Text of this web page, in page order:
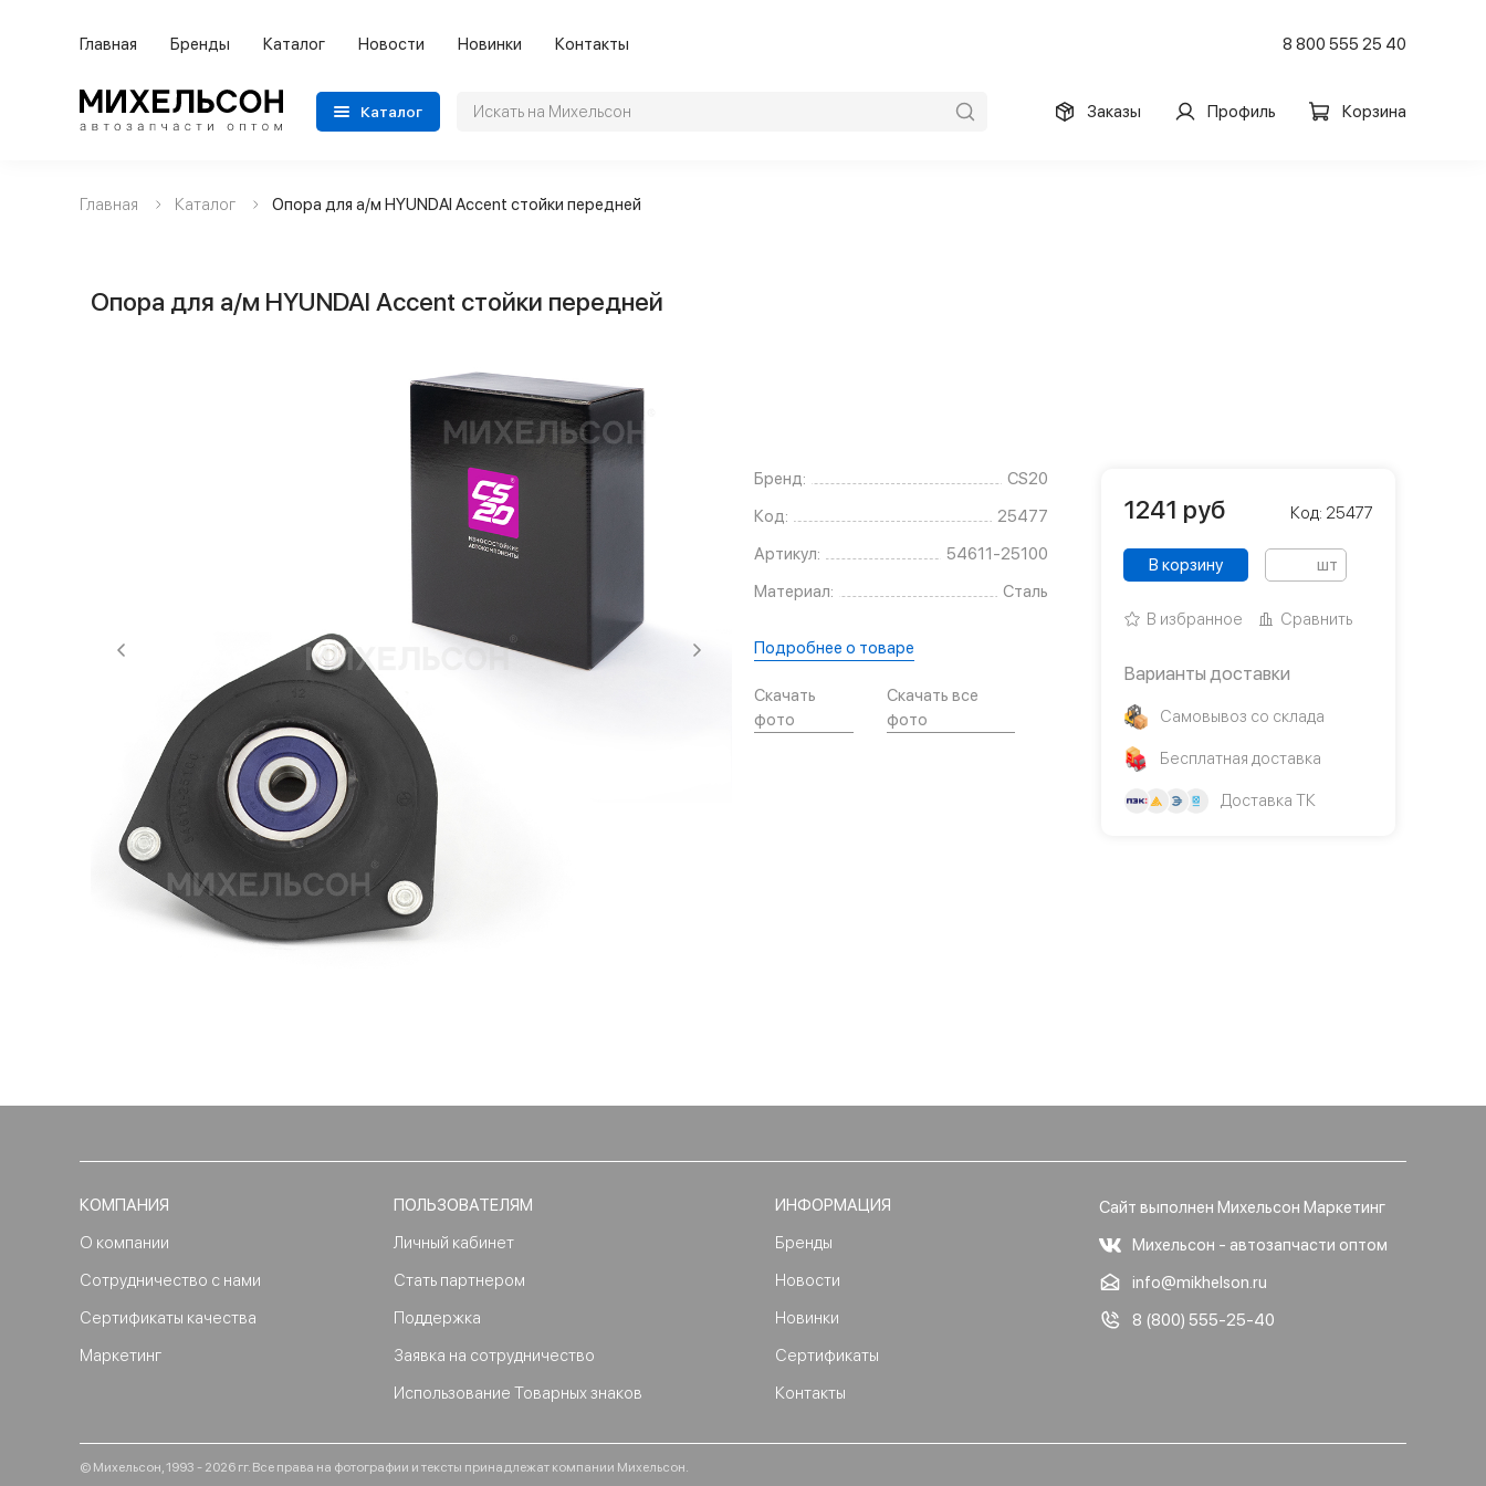
Главная Бренды Каталог Новости Новинки Контакты 8 800 555 25 40
Каталог Заказы Профиль Корзина
Применяемость
Категории автозапчастей
Главная Каталог Опора для а/м HYUNDAI Accent стойки передней
Опора для а/м HYUNDAI Accent стойки передней
Бренд:
CS20
Код:
25477
Артикул:
54611-25100
Материал:
Сталь
Подробнее о товаре
Скачать
фото
Скачать все
фото
1241 руб Код: 25477
В корзину шт
В избранное Сравнить
Варианты доставки
Самовывоз со склада
Бесплатная доставка
Доставка ТК
КОМПАНИЯ
О компании
Сотрудничество с нами
Сертификаты качества
Маркетинг
ПОЛЬЗОВАТЕЛЯМ
Личный кабинет
Стать партнером
Поддержка
Заявка на сотрудничество
Использование Товарных знаков
ИНФОРМАЦИЯ
Бренды
Новости
Новинки
Сертификаты
Контакты
Сайт выполнен Михельсон Маркетинг
Михельсон - автозапчасти оптом
info@mikhelson.ru
8 (800) 555-25-40
© Михельсон, 1993 - 2026 гг. Все права на фотографии и тексты принадлежат компании Михельсон.